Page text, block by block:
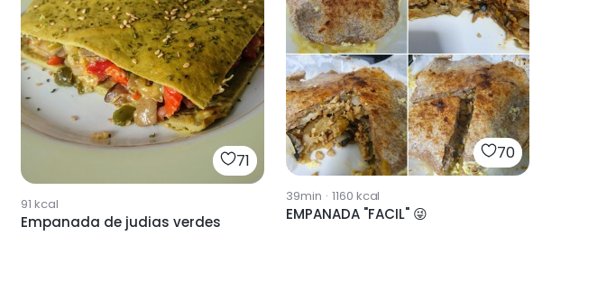
71
91 kcal
Empanada de judias verdes
70
39min · 1160 kcal
EMPANADA "FACIL" 😜